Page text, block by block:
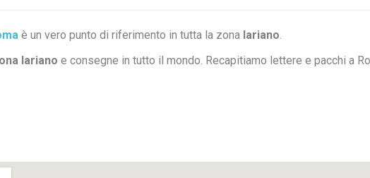
è un vero punto di riferimento in tutta la zona lariano.
lariano e consegne in tutto il mondo. Recapitiamo lettere e pacchi a